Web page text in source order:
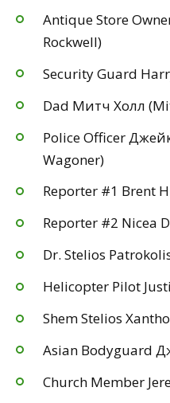
Antique Store
Rockwell)
Security Guard
Dad Митч Холл
Police Officer
Wagoner)
Reporter #1 Brent
Reporter #2 Nicea
Dr. Stelios
Helicopter Pilot
Shem Stelios
Asian Bodyguard
Church Member